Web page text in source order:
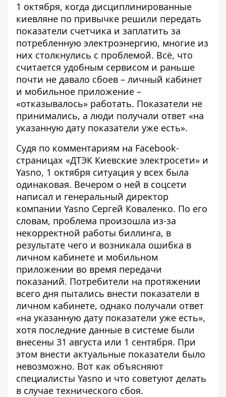
1 октября, когда дисциплинированные
киевляне по привычке решили передать
показатели счетчика и заплатить за
потребленную электроэнергию, многие из
них столкнулись с проблемой. Всё, что
считается удобным сервисом и раньше
почти не давало сбоев – личный кабинет
и мобильное приложение –
«отказывалось» работать. Показатели не
принимались, а люди получали ответ «на
указанную дату показатели уже есть».
Судя по комментариям на Facebook-
страницах «ДТЭК Киевские электросети» и
Yasno, 1 октября ситуация у всех была
одинаковая. Вечером о ней в соцсети
написал и генеральный директор
компании Yasno Сергей Коваленко. По его
словам, проблема произошла из-за
некорректной работы биллинга, в
результате чего и возникала ошибка в
личном кабинете и мобильном
приложении во время передачи
показаний. Потребители на протяжении
всего дня пытались внести показатели в
личном кабинете, однако получали ответ
«на указанную дату показатели уже есть»,
хотя последние данные в системе были
внесены 31 августа или 1 сентября. При
этом внести актуальные показатели было
невозможно. Вот как объясняют
специалисты Yasno и что советуют делать
в случае технического сбоя.